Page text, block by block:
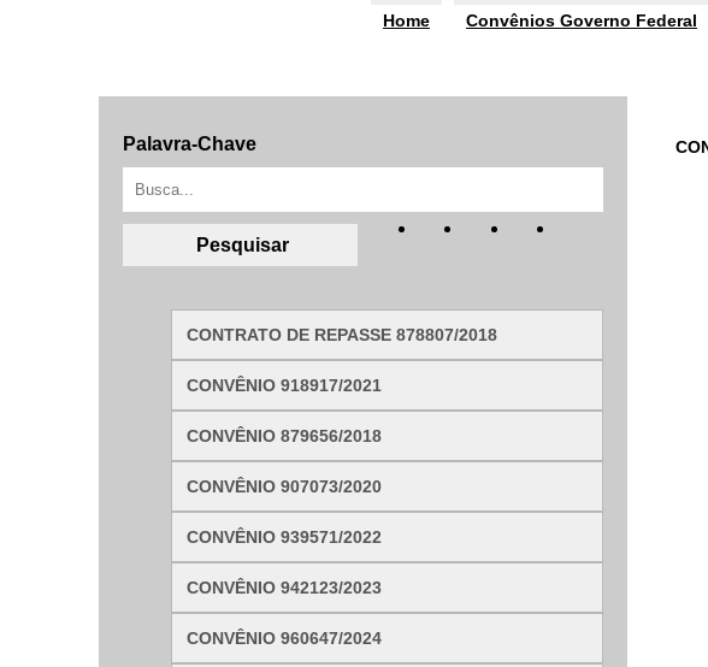
Filtrar por todos
Acesso à Informação
Cidadão
Secretarias
Transparência
Fale conosco
Fale conosco
Home
Convênios Governo Federal
Palavra-Chave
CONTRATO DE REPASSE 878807/2018
CONVÊNIO 918917/2021
CONVÊNIO 879656/2018
CONVÊNIO 907073/2020
CONVÊNIO 939571/2022
CONVÊNIO 942123/2023
CONVÊNIO 960647/2024